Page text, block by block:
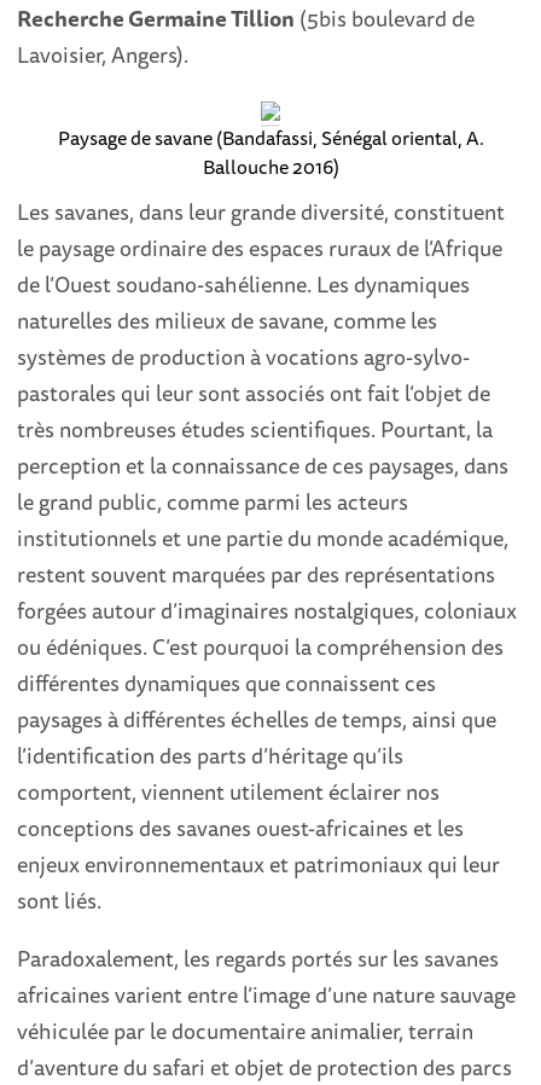
Recherche Germaine Tillion (5bis boulevard de
Lavoisier, Angers).
Paysage de savane (Bandafassi, Sénégal oriental, A.
Ballouche 2016)
Les savanes, dans leur grande diversité, constituent
le paysage ordinaire des espaces ruraux de l’Afrique
de l’Ouest soudano-sahélienne. Les dynamiques
naturelles des milieux de savane, comme les
systèmes de production à vocations agro-sylvo-
pastorales qui leur sont associés ont fait l’objet de
très nombreuses études scientifiques. Pourtant, la
perception et la connaissance de ces paysages, dans
le grand public, comme parmi les acteurs
institutionnels et une partie du monde académique,
restent souvent marquées par des représentations
forgées autour d’imaginaires nostalgiques, coloniaux
ou édéniques. C’est pourquoi la compréhension des
différentes dynamiques que connaissent ces
paysages à différentes échelles de temps, ainsi que
l’identification des parts d’héritage qu’ils
comportent, viennent utilement éclairer nos
conceptions des savanes ouest-africaines et les
enjeux environnementaux et patrimoniaux qui leur
sont liés.
Paradoxalement, les regards portés sur les savanes
africaines varient entre l’image d’une nature sauvage
véhiculée par le documentaire animalier, terrain
d’aventure du safari et objet de protection des parcs